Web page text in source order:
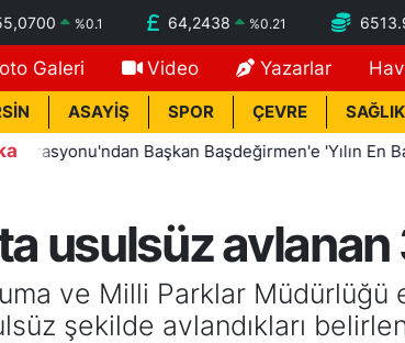
%0.1 64,2438 %0.21
Galeri Video Yazarlar
ASAYİŞ SPOR ÇEVRE SAĞLIK
Başkan Başdeğirmen'e 'Yılın En
usulsüz
ve Milli Parklar
şekilde avlandıkları